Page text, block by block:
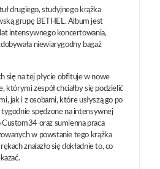
drugiego, studyjnego krążka
grupę BETHEL. Album jest
intensywnego koncertowania,
niewiarygodny bagaż
się na tej płycie obfituje w nowe
którymi zespół chciałby się podzielić
jak i z osobami, które usłyszą go po
spędzone na intensywnej
oraz sumienna praca
w powstanie tego krążka
znalazło się dokładnie to, co